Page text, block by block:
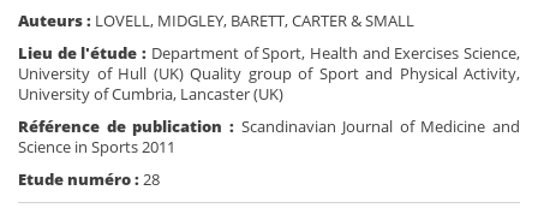
Auteurs : LOVELL, MIDGLEY, BARETT, CARTER & SMALL
Lieu de l'étude : Department of Sport, Health and Exercises Science,
University of Hull (UK) Quality group of Sport and Physical Activity,
University of Cumbria, Lancaster (UK)
Référence de publication :Scandinavian Journal of Medicine and
Science in Sports 2011
Etude numéro :28